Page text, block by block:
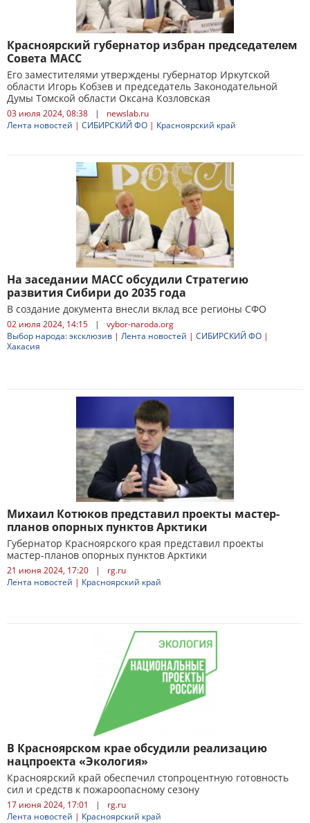
Красноярский губернатор избран председателем
Совета МАСС
Его заместителями утверждены губернатор Иркутской
области Игорь Кобзев и председатель Законодательной
Думы Томской области Оксана Козловская
03 июля 2024, 08:38 |
newslab.ru
Лента новостей | СИБИРСКИЙ ФО | Красноярский край
На заседании МАСС обсудили Стратегию
развития Сибири до 2035 года
В создание документа внесли вклад все регионы СФО
02 июля 2024, 14:15 |
vybor-naroda.org
Выбор народа: эксклюзив | Лента новостей | СИБИРСКИЙ ФО |
Хакасия
Михаил Котюков представил проекты мастер-
планов опорных пунктов Арктики
Губернатор Красноярского края представил проекты
мастер-планов опорных пунктов Арктики
21 июня 2024, 17:20 |
rg.ru
Лента новостей | Красноярский край
В Красноярском крае обсудили реализацию
нацпроекта «Экология»
Красноярский край обеспечил стопроцентную готовность
сил и средств к пожароопасному сезону
17 июня 2024, 17:01 |
rg.ru
Лента новостей | Красноярский край